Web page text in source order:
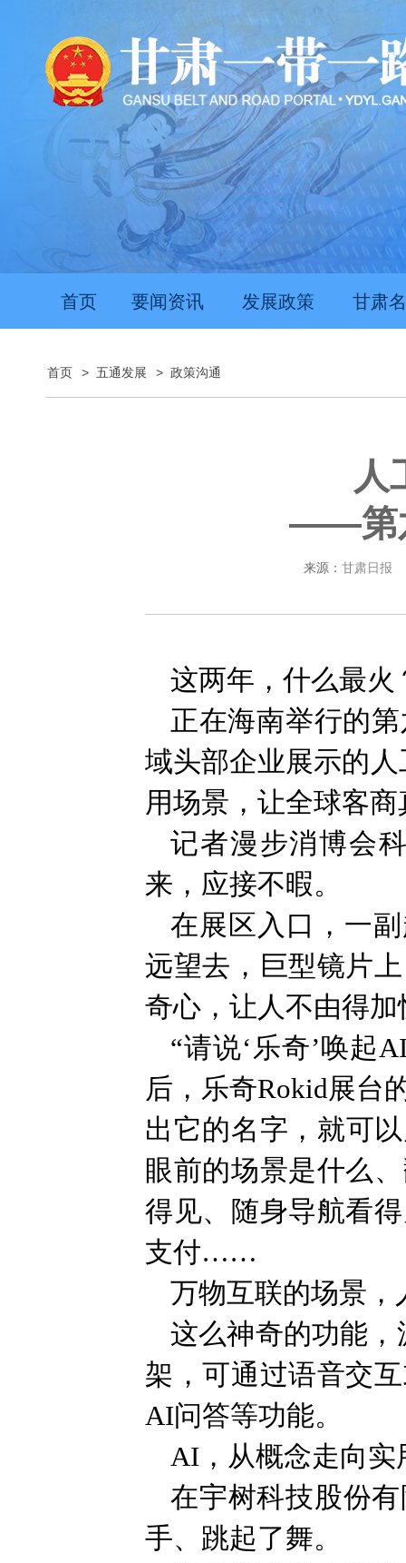
首页 要闻资讯 发展政策 甘肃
首页 > 五通发展 > 政策沟通
人
——第
来源： 甘肃日报
这两年，什么最
正在海南举行的
域头部企业展示的
用场景，让全球客
记者漫步消博会
来，应接不暇。
在展区入口，一
远望去，巨型镜片
奇心，让人不由得
“请说‘乐奇’唤起
后，乐奇Rokid展台
出它的名字，就可
眼前的场景是什么
得见、随身导航看
支付……
万物互联的场景，
这么神奇的功能
架，可通过语音交
AI问答等功能。
AI，从概念走向实
在宇树科技股份
手、跳起了舞。